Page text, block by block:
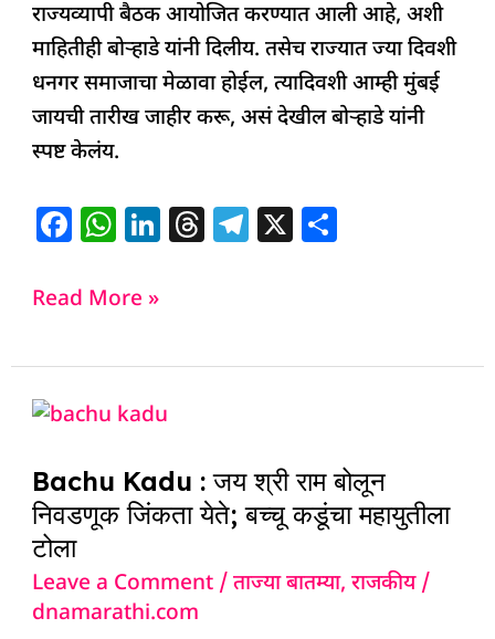
राज्यव्यापी बैठक आयोजित करण्यात आली आहे, अशी
माहितीही बोऱ्हाडे यांनी दिलीय. तसेच राज्यात ज्या दिवशी
धनगर समाजाचा मेळावा होईल, त्यादिवशी आम्ही मुंबई
जायची तारीख जाहीर करू, असं देखील बोऱ्हाडे यांनी
स्पष्ट केलंय.
F
c
b
o
o
k
W
at
A
p
p
Li
dI
n
T
d
T
ra
X
Read More »
Bachu Kadu : जय श्री राम बोलून
निवडणूक जिंकता येते; बच्चू कडूंचा महायुतीला
टोला
Leave a Comment /ताज्या बातम्या,राजकीय/
dnamarathi.com
Bachu
:
जय
श्री
राम
बोलून